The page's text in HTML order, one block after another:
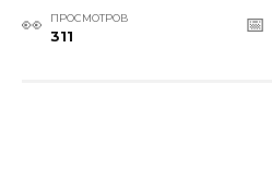
ПРОСМОТРОВ
311